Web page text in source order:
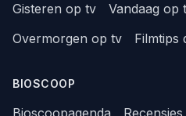
Gisteren op tv Vandaag op
Overmorgen op tv
Filmtips
BIOSCOOP